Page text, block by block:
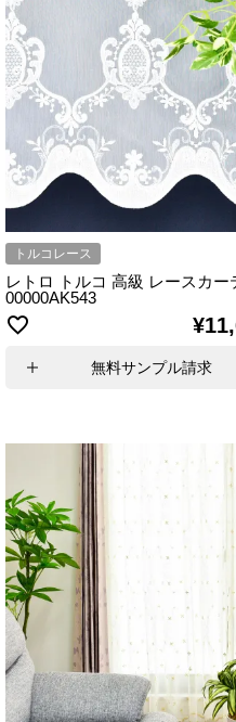
トルコレース
トルコレース
レトロ トルコ 高級 レースカー
00000AK543
¥
無料サンプル請求